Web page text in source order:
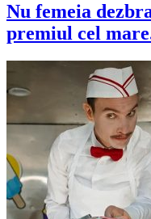
Nu femeia
premiul cel